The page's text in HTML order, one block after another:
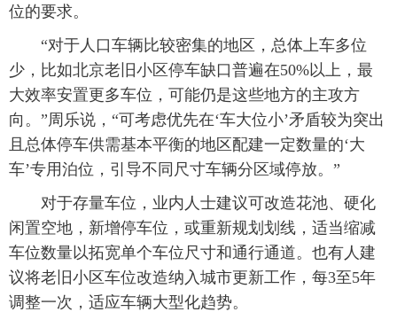
位的要求。
“对于人口车辆比较密集的地区，总体上车多位
少，比如北京老旧小区停车缺口普遍在50%以上，最
大效率安置更多车位，可能仍是这些地方的主攻方
向。”周乐说，“可考虑优先在‘车大位小’矛盾较为突出
且总体停车供需基本平衡的地区配建一定数量的‘大
车’专用泊位，引导不同尺寸车辆分区域停放。”
对于存量车位，业内人士建议可改造花池、硬化
闲置空地，新增停车位，或重新规划划线，适当缩减
车位数量以拓宽单个车位尺寸和通行通道。也有人建
议将老旧小区车位改造纳入城市更新工作，每3至5年
调整一次，适应车辆大型化趋势。